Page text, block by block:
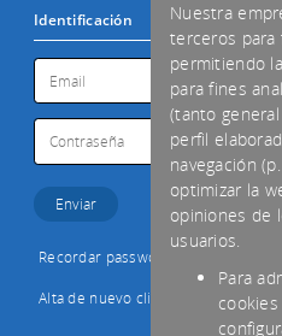
Identificación
Recordar password
Alta de nuevo cliente
Nuestra
terceros para
permitiendo
para fines
(tanto
perfil
navegación
optimizar la
opiniones de
usuarios.
Para